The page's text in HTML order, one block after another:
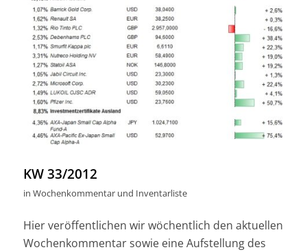
KW 33/2012
in Wochenkommentar und Inventarliste
Hier veröffentlichen wir wöchentlich den aktuellen
Wochenkommentar sowie eine Aufstellung des